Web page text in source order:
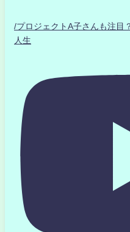
/プロジェクトA子さんも注
人生